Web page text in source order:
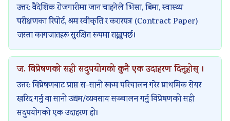
उत्तर: वैदेशिक रोजगारीमा जान चाहनेले भिसा, बिमा, स्वास्थ्य
परीक्षणका रिपोर्ट, श्रम स्वीकृति र करारपत्र (Contract Paper)
जस्ता कागजातहरू सुरक्षित रूपमा राख्नुपर्छ।
ज. विप्रेषणको सही सदुपयोगको कुनै एक उदाहरण दिनुहोस् ।
उत्तर: विप्रेषणबाट प्राप्त स-सानो रकम परिचालन गरेर प्राथमिक सेयर
खरिद गर्नु वा सानो उद्यम/व्यवसाय सञ्चालन गर्नु विप्रेषणको सही
सदुपयोगको एक उदाहरण हो।